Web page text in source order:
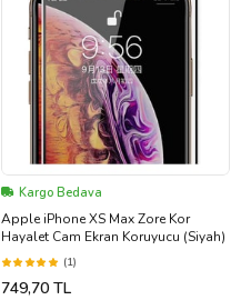
Kargo Bedava
Apple iPhone XS Max Zore Kor
Hayalet Cam Ekran Koruyucu (Siyah)
(1)
749,70 TL